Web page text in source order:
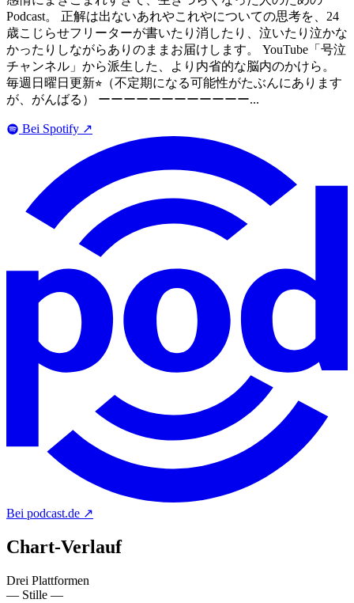
Podcast。 正解は出ないあれやこれやについての思考を、24
歳こじらせフリーターが書いたり消したり、泣いたり泣かな
かったりしながらありのままお届けします。 YouTube「号泣
チャンネル」から派生した、より内省的な脳内のかけら。
毎週日曜日更新⭐︎（不定期になる可能性がたぶんにあります
が、がんばる） ーーーーーーーーーーーー...
Bei Spotify ↗
Bei podcast.de ↗
Chart-Verlauf
Drei Plattformen
— Stille —